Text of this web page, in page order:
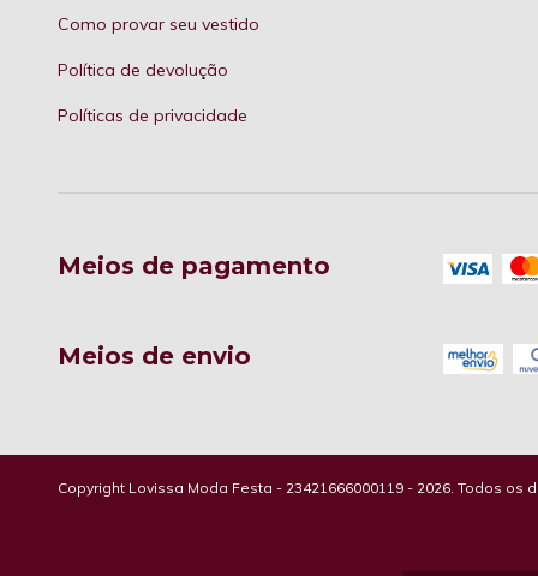
Como provar seu vestido
Política de devolução
Políticas de privacidade
Meios de pagamento
Meios de envio
Copyright Lovissa Moda Festa - 23421666000119 - 2026. Todos os